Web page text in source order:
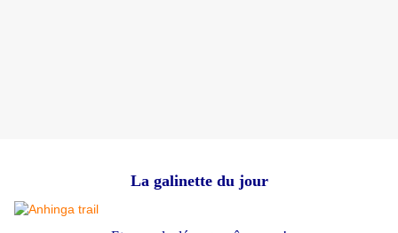
La galinette du jour